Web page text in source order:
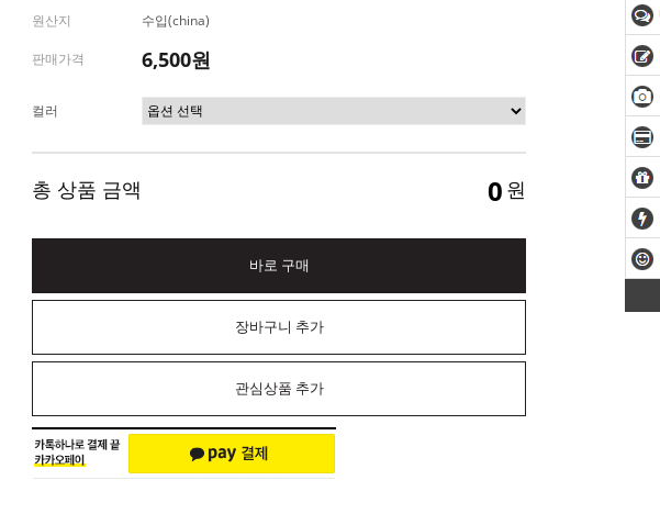
원산지 수입(china)
판매가격 6,500원
컬러
총 상품 금액 0 원
바로 구매
장바구니 추가
관심상품 추가